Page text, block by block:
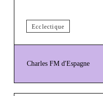
Ecclectique
Charles FM d'Espagne